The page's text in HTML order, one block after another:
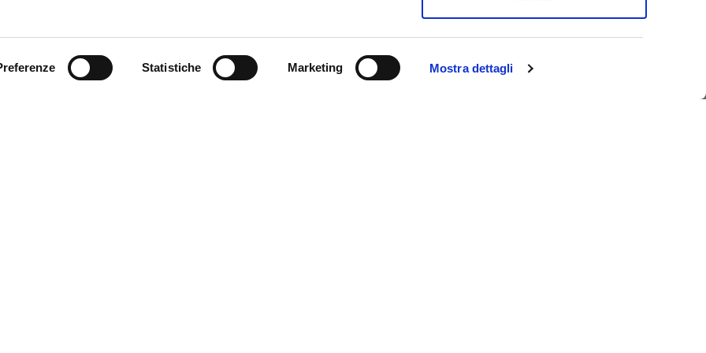
Statistiche Marketing Mostra dettagli